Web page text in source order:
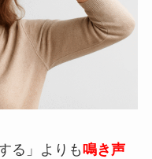
る」よりも鳴き声